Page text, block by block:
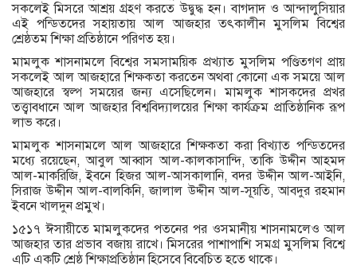
সকলেই মিসরে আশ্রয় গ্রহণ করতে উদ্বুদ্ধ হন। বাগদাদ ও আন্দালুসিয়ার
এই পন্ডিতদের সহায়তায় আল আজহার তৎকালীন মুসলিম বিশ্বের
শ্রেষ্ঠতম শিক্ষা প্রতিষ্ঠানে পরিণত হয়।
মামলুক শাসনামলে বিশ্বের সমসাময়িক প্রখ্যাত মুসলিম পণ্ডিতগণ প্রায়
সকলেই আল আজহারে শিক্ষকতা করতেন অথবা কোনো এক সময়ে আল
আজহারে স্বল্প সময়ের জন্য এসেছিলেন। মামলুক শাসকদের প্রখর
তত্ত্বাবধানে আল আজহার বিশ্ববিদ্যালয়ের শিক্ষা কার্যক্রম প্রাতিষ্ঠানিক রূপ
লাভ করে।
মামলুক শাসনামলে আল আজহারে শিক্ষকতা করা বিখ্যাত পন্ডিতদের
মধ্যে রয়েছেন, আবুল আব্বাস আল-কালকাসান্দি, তাকি উদ্দীন আহমদ
আল-মাকরিজি, ইবনে হিজর আল-আসকালানি, বদর উদ্দীন আল-আইনি,
সিরাজ উদ্দীন আল-বালকিনি, জালাল উদ্দীন আল-সূয়তি, আবদুর রহমান
ইবনে খালদুন প্রমুখ।
১৫১৭ ঈসায়ীতে মামলুকদের পতনের পর ওসমানীয় শাসনামলেও আল
আজহার তার প্রভাব বজায় রাখে। মিসরের পাশাপাশি সমগ্র মুসলিম বিশ্বে
এটি একটি শ্রেষ্ঠ শিক্ষাপ্রতিষ্ঠান হিসেবে বিবেচিত হতে থাকে।